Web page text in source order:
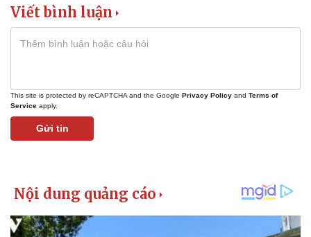
Viết bình luận
This site is protected by reCAPTCHA and the Google Privacy Policy and Terms of
Service apply.
Gửi tin